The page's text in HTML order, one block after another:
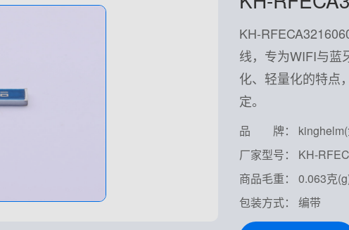
KH-
线，专为WIFI与蓝
化、轻量化的特点
定。
品 牌： kinghelm(
厂家型号： KH-
商品毛重： 0.063克
包装方式： 编带